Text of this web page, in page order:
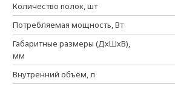
Количество полок, шт
Потребляемая мощность, Вт
Габаритные размеры (ДхШхВ),
мм
Внутренний объём, л